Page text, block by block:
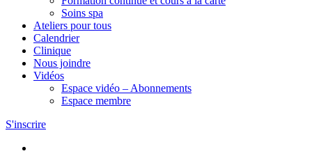
Soins spa
Ateliers pour tous
Calendrier
Clinique
Nous joindre
Vidéos
Espace vidéo – Abonnements
Espace membre
S'inscrire